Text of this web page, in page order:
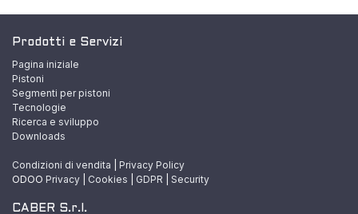
Prodotti e Servizi
Pagina iniziale
Pistoni
Segmenti per pistoni
Tecnologie
Ricerca e sviluppo
Downloads
Condizioni di vendita
Privacy Policy
ODOO Privacy Cookies GDPR Security
CABER S.r.l.